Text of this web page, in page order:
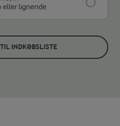
eller lignende
INDKØBSLISTE